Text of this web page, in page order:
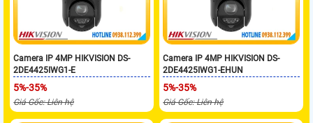
Camera IP 4MP HIKVISION DS-
2DE4425IWG1-E
5%-35%
Giá Gốc: Liên hệ
Camera IP 4MP HIKVISION DS-
2DE4425IWG1-EHUN
5%-35%
Giá Gốc: Liên hệ